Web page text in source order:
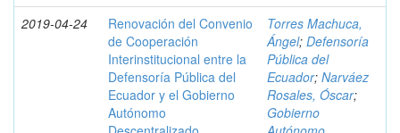
2019-04-24
Renovación del Convenio
de Cooperación
Interinstitucional entre la
Defensoría Pública del
Ecuador y el Gobierno
Autónomo
Torres Machuca,
Ángel; Defensoría
Pública del
Ecuador; Narváez
Rosales, Óscar;
Gobierno